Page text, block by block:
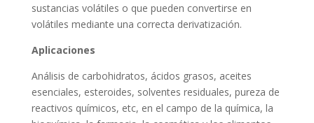
sustancias volátiles o que pueden convertirse en
volátiles mediante una correcta derivatización.
Aplicaciones
Análisis de carbohidratos, ácidos grasos, aceites
esenciales, esteroides, solventes residuales, pureza de
reactivos químicos, etc, en el campo de la química, la